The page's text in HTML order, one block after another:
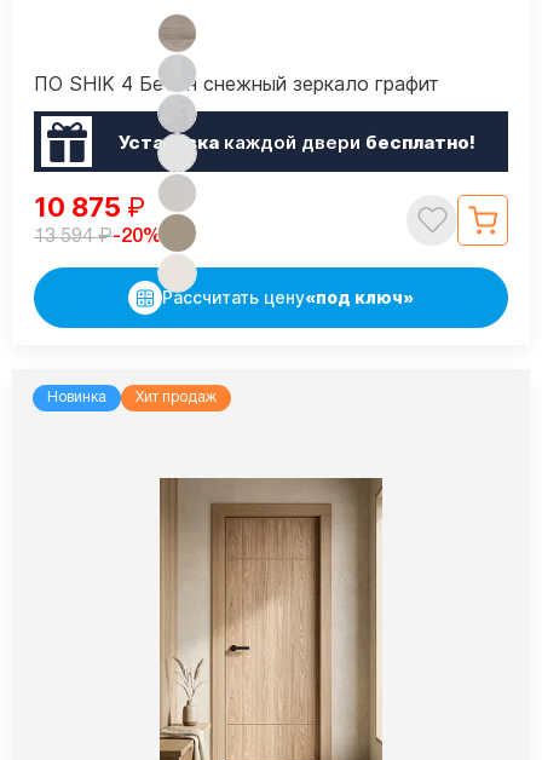
ПО SHIK 4 Бетон снежный зеркало графит
Установкакаждой двери бесплатно!
10 875 ₽
13 594₽-20%
Рассчитать цену«под ключ»
Новинка Хит продаж